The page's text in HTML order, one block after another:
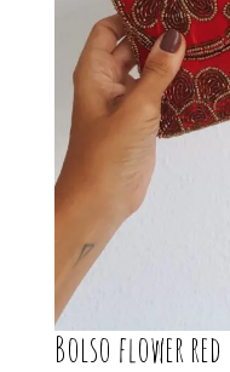
Bolso flower red